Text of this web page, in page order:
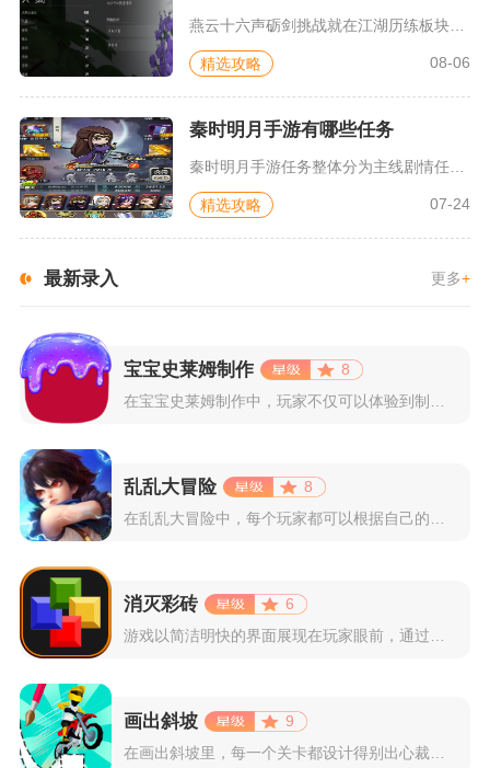
燕云十六声砺剑挑战就在江湖历练板块内的秘境试炼分类当中，玩家...
精选攻略 08-06
秦时明月手游有哪些任务
秦时明月手游任务整体分为主线剧情任务、支线逸闻任务、日常循环...
精选攻略 07-24
最新录入 更多+
宝宝史莱姆制作
8
在宝宝史莱姆制作中，玩家不仅可以体验到制作史莱姆的乐趣，还能...
乱乱大冒险
8
消灭彩砖
6
画出斜坡
9